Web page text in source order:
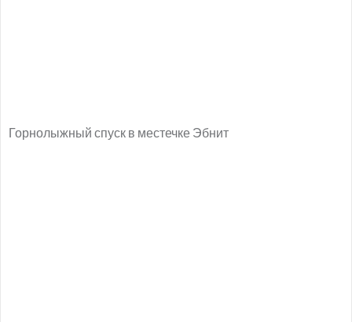
Горнолыжный спуск в местечке Эбнит